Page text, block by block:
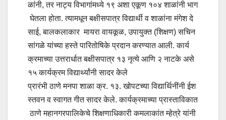
ळांनी, तर नाट्य विभागांमध्ये १९ अशा एकूण १०४ शाळांनी भाग
घेतला होता. त्यामधून बक्षीसपात्र विद्यार्थी व शाळांना मंगेश दे
साई, बालकलाकार मायरा वायकूळ, उपायुक्त (शिक्षण) सचिन
सांगळे यांच्या हस्ते पारितोषिके प्रदान करण्यात आली. कार्य
क्रमाच्या उत्तरार्धात बक्षीसपात्र १३ नृत्ये आणि २ नाटके असे
१५ कार्यक्रम विद्यार्थ्यांनी सादर केले
प्रारंभी ठाणे मनपा शाळा क्र. १३. खोपटच्या विद्यार्थिनींनी ईश
स्तवन व स्वागत गीत सादर केले. कार्यक्रमाच्या प्रास्ताविकात
ठाणे महानगरपालिकेचे शिक्षणाधिकारी कमलाकांत म्हेत्रे यांनी